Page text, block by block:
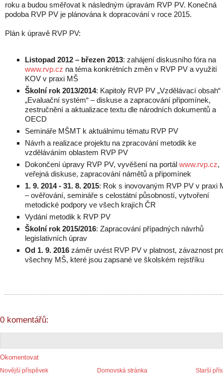
roku a budou směřovat k následným úpravám RVP PV. Konečná
podoba RVP PV je plánována k dopracování v roce 2015.
Plán k úpravě RVP PV:
Listopad 2012 – březen 2013: zahájení diskusního fóra na
www.rvp.cz na téma konkrétních změn v RVP PV a využití
KOV v praxi MŠ
Školní rok 2013/2014: Kapitoly RVP PV „Vzdělávací obsah“
„Evaluační systém“ – diskuse a zapracování připomínek,
zestručnění a aktualizace textu dle národních dokumentů a
OECD
Semináře MŠMT k aktuálnímu tématu RVP PV
Návrh a realizace projektu na zpracování metodik ke
vzděláváním oblastem RVP PV
Dokončení úpravy RVP PV, vyvěšení na portál www.rvp.cz,
veřejná diskuse, zapracování námětů a připomínek
1. 9. 2014 - 31. 8. 2015: Rok s inovovaným RVP PV v praxi
– ověřování, semináře s celostátní působností, vytvoření
metodické podpory ve všech krajích ČR
Vydání metodik k RVP PV
Školní rok 2015/2016: Zapracování případných návrhů
legislativních úprav
Od 1. 9. 2016 záměr uvést RVP PV v platnost, závaznost
všechny MŠ, které jsou zapsané ve školském rejstříku
0 komentářů:
Okomentovat
Novější příspěvek Starší
Domovská stránka